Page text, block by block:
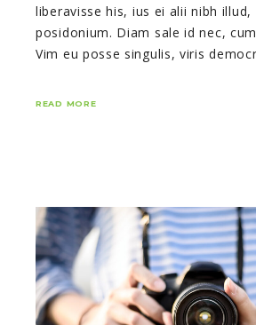
liberavisse his, ius ei alii nibh illud,
posidonium. Diam sale id nec,
Vim eu posse singulis, viris
READ MORE